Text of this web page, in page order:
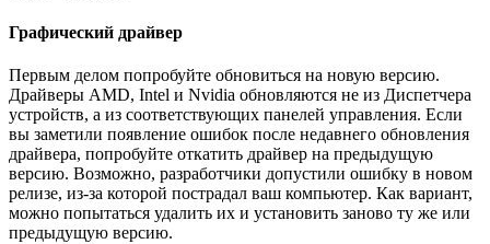
Графический драйвер
Первым делом попробуйте обновиться на новую версию.
Драйверы AMD, Intel и Nvidia обновляются не из Диспетчера
устройств, а из соответствующих панелей управления. Если
вы заметили появление ошибок после недавнего обновления
драйвера, попробуйте откатить драйвер на предыдущую
версию. Возможно, разработчики допустили ошибку в новом
релизе, из-за которой пострадал ваш компьютер. Как вариант,
можно попытаться удалить их и установить заново ту же или
предыдущую версию.